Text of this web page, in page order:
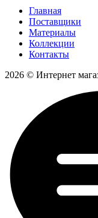
Главная
Поставщики
Материалы
Коллекции
Контакты
2026 © Интернет